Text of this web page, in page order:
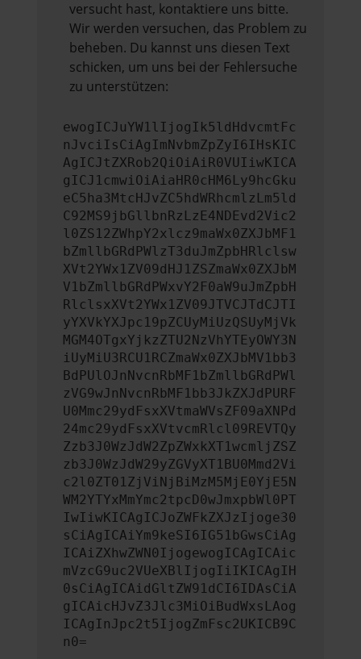
versucht hast, kontaktiere uns bitte.
Wir werden versuchen, das Problem zu
beheben. Du kannst uns diesen Text
schicken, um uns bei der Fehlersuche
zu unterstützen:
ewogICJuYW1lIjogIk5ldHdvcmtFc
nJvciIsCiAgImNvbmZpZyI6IHsKIC
AgICJtZXRob2QiOiAiR0VUIiwKICA
gICJ1cmwiOiAiaHR0cHM6Ly9hcGku
eC5ha3MtcHJvZC5hdWRhcmlzLm5ld
C92MS9jbGllbnRzLzE4NDEvd2Vic2
l0ZS12ZWhpY2xlcz9maWx0ZXJbMF1
bZmllbGRdPWlzT3duJmZpbHRlclsw
XVt2YWx1ZV09dHJ1ZSZmaWx0ZXJbM
V1bZmllbGRdPWxvY2F0aW9uJmZpbH
RlclsxXVt2YWx1ZV09JTVCJTdCJTI
yYXVkYXJpc19pZCUyMiUzQSUyMjVk
MGM4OTgxYjkzZTU2NzVhYTEyOWY3N
iUyMiU3RCU1RCZmaWx0ZXJbMV1bb3
BdPUlOJnNvcnRbMF1bZmllbGRdPWl
zVG9wJnNvcnRbMF1bb3JkZXJdPURF
U0Mmc29ydFsxXVtmaWVsZF09aXNPd
24mc29ydFsxXVtvcmRlcl09REVTQy
Zzb3J0WzJdW2ZpZWxkXT1wcmljZSZ
zb3J0WzJdW29yZGVyXT1BU0Mmd2Vi
c2l0ZT01ZjViNjBiMzM5MjE0YjE5N
WM2YTYxMmYmc2tpcD0wJmxpbWl0PT
IwIiwKICAgICJoZWFkZXJzIjoge30
sCiAgICAiYm9keSI6IG51bGwsCiAg
ICAiZXhwZWN0IjogewogICAgICAic
mVzcG9uc2VUeXBlIjogIiIKICAgIH
0sCiAgICAidGltZW91dCI6IDAsCiA
gICAicHJvZ3Jlc3MiOiBudWxsLAog
ICAgInJpc2t5IjogZmFsc2UKICB9C
n0=